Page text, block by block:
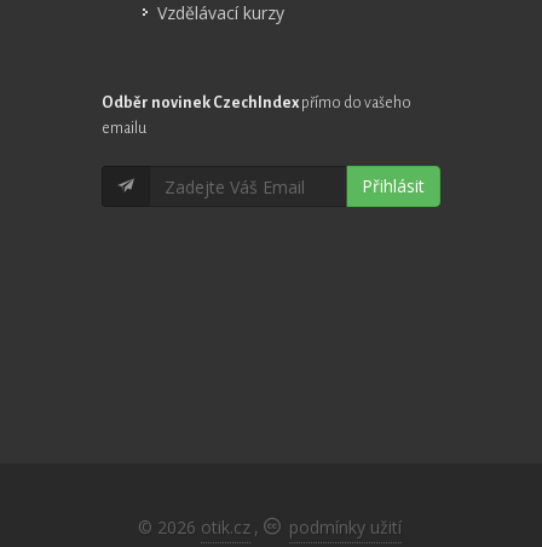
Vzdělávací kurzy
Odběr novinek CzechIndex přímo do vašeho
emailu
Přihlásit
© 2026 otik.cz , podmínky užití